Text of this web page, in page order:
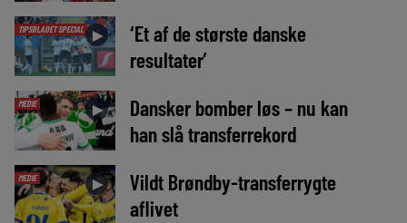
TIPSBLADET SPECIAL ►
‘Et af de største danske
resultater’
MEDIE ►
Dansker bomber løs – nu kan
han slå transferrekord
MEDIE ►
Vildt Brøndby-transferrygte
aflivet